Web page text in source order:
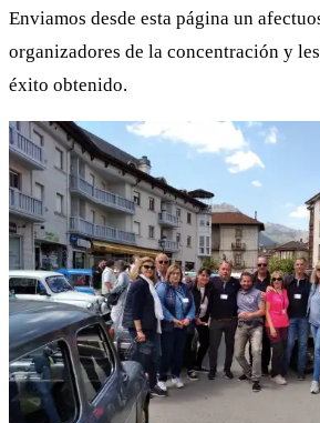
Enviamos desde esta página un
organizadores de la concentración y
éxito obtenido.